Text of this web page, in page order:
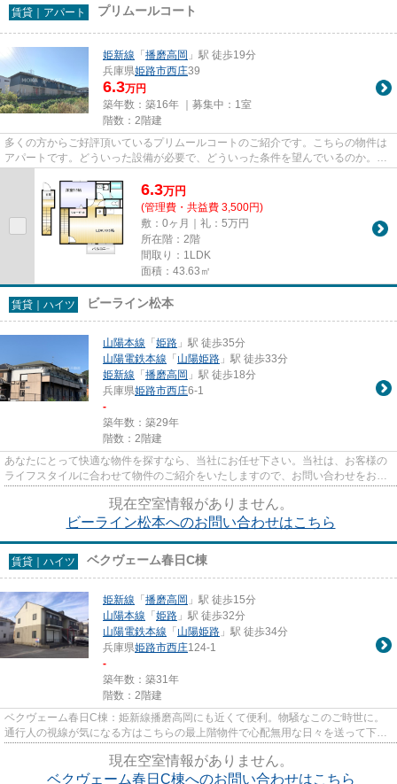
賃貸｜アパート プリムールコート
姫新線 「播磨高岡 」駅 徒歩19分
兵庫県姫路市西庄39
6.3万円
築年数：築16年 ｜募集中： 1室
階数：2階建
多くの方からご好評頂いているプリムールコートのご紹介です。こちらの物件は
アパートです。どういった設備が必要で、どういった条件を望んでいるのか。ご
希望の要素をできるだけ揃え...
6.3万円
(管理費・共益費 3,500円)
敷：0ヶ月｜礼：5万円
所在階：2階
間取り：1LDK
面積：43.63㎡
賃貸｜ハイツ ビーライン松本
山陽本線 「姫路 」駅 徒歩35分
山陽電鉄本線 「山陽姫路 」駅 徒歩33分
姫新線 「播磨高岡 」駅 徒歩18分
兵庫県姫路市西庄6-1
-
築年数：築29年
階数：2階建
あなたにとって快適な物件を探すなら、当社にお任せ下さい。当社は、お客様の
ライフスタイルに合わせて物件のご紹介をいたしますので、お問い合わせをお待
ちしております。
現在空室情報がありません。
ビーライン松本へのお問い合わせはこちら
賃貸｜ハイツ ベクヴェーム春日C棟
姫新線 「播磨高岡 」駅 徒歩15分
山陽本線 「姫路 」駅 徒歩32分
山陽電鉄本線 「山陽姫路 」駅 徒歩34分
兵庫県姫路市西庄124-1
-
築年数：築31年
階数：2階建
ベクヴェーム春日C棟：姫新線播磨高岡にも近くて便利。物騒なこのご時世に。
通行人の視線が気になる方はこちらの最上階物件で心配無用な日々を送って下さ
い。駅まで徒歩15分とお出かけ...
現在空室情報がありません。
ベクヴェーム春日C棟へのお問い合わせはこちら